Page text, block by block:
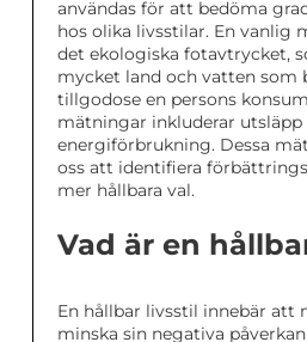
användas för att bedöma
hos olika livsstilar. En vanlig
det ekologiska fotavtrycket,
mycket land och vatten som
tillgodose en persons
mätningar inkluderar utsläpp
energiförbrukning. Dessa
oss att identifiera
mer hållbara val.
Vad är en
En hållbar livsstil innebär att
minska sin negativa